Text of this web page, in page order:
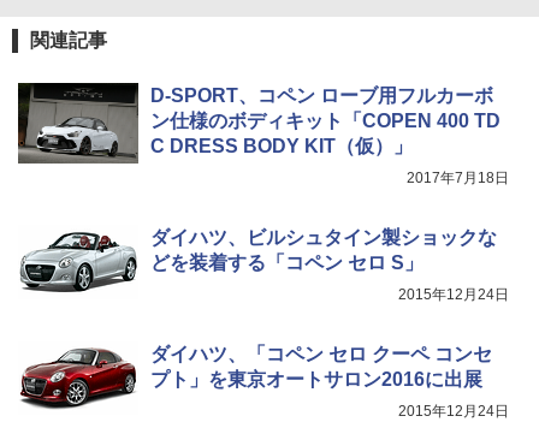
関連記事
D-SPORT、コペン ローブ用フルカーボ
ン仕様のボディキット「COPEN 400 TD
C DRESS BODY KIT（仮）」
2017年7月18日
ダイハツ、ビルシュタイン製ショックな
どを装着する「コペン セロ S」
2015年12月24日
ダイハツ、「コペン セロ クーペ コンセ
プト」を東京オートサロン2016に出展
2015年12月24日